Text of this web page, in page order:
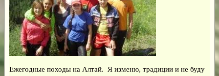
Ежегодные походы на Алтай. Я изменю, традиции и не буду